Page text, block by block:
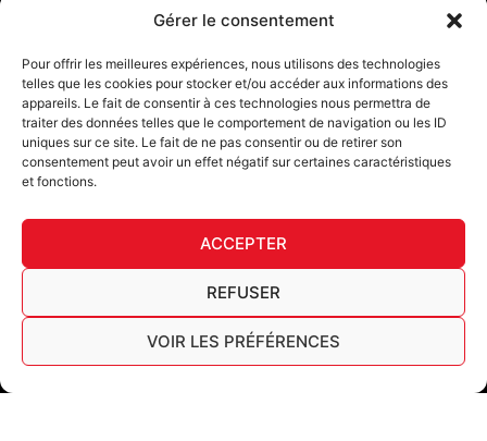
Gérer le consentement
Pour offrir les meilleures expériences, nous utilisons des technologies
telles que les cookies pour stocker et/ou accéder aux informations des
appareils. Le fait de consentir à ces technologies nous permettra de
traiter des données telles que le comportement de navigation ou les ID
uniques sur ce site. Le fait de ne pas consentir ou de retirer son
consentement peut avoir un effet négatif sur certaines caractéristiques
et fonctions.
ACCEPTER
REFUSER
VOIR LES PRÉFÉRENCES
FURY TIPS